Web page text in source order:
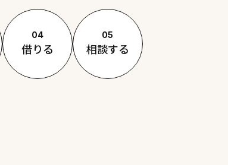
04
借りる
05
相談する